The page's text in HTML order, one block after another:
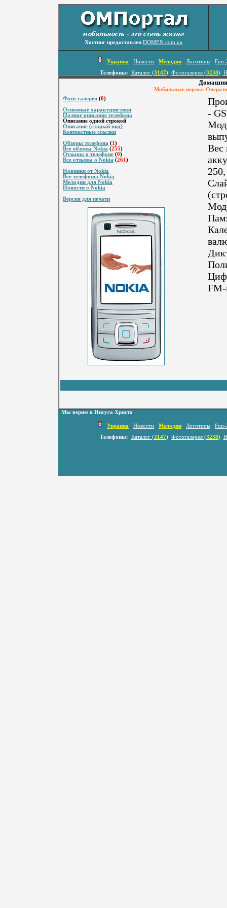
Хостинг предоставлен DOMEN.com.ua
Украина Новости Мелодии Логотипы
Fun-
Телефоны:
Каталог (3147) Фотогалерея (3238)
Мобильные перлы:
Фото галерея (0)
Основные характеристики
Полное описание телефона
Описание одной строкой
Описание (старый вид)
Контекстные ссылки
Обзоры телефона (1 )
Все обзоры Nokia (255)
Отзывы о телефоне (0)
Все отзывы о Nokia (261 )
Новинки от Nokia
Все телефоны Nokia
Мелодии для Nokia
Новости о Nokia
Версия для печати
-
Вес
Мы верим в Иисуса Христа
Украина Новости Мелодии Логотипы
Fun-
Телефоны:
Каталог (3147) Фотогалерея (3238)